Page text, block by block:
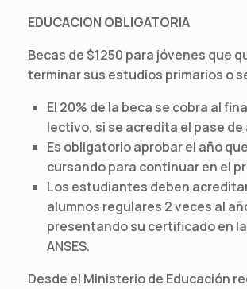
EDUCACION OBLIGATORIA
Becas de $1250 para jóvenes que
terminar sus estudios primarios o
El 20% de la beca se cobra al
lectivo, si se acredita el pase de
Es obligatorio aprobar el año
cursando para continuar en el
Los estudiantes deben
alumnos regulares 2 veces al
presentando su certificado en
ANSES.
Desde el Ministerio de Educación